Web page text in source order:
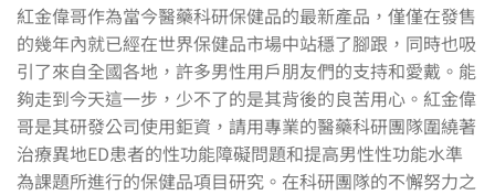
紅金偉哥作為當今醫藥科研保健品的最新產品，僅僅在發售
的幾年內就已經在世界保健品市場中站穩了腳跟，同時也吸
引了來自全國各地，許多男性用戶朋友們的支持和愛戴。能
夠走到今天這一步，少不了的是其背後的良苦用心。紅金偉
哥是其研發公司使用鉅資，請用專業的醫藥科研團隊圍繞著
治療異地ED患者的性功能障礙問題和提高男性性功能水準
為課題所進行的保健品項目研究。在科研團隊的不懈努力之